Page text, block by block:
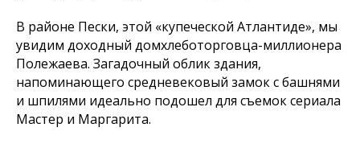
В районе Пески, этой «купеческой Атлантиде», мы
увидим доходный домхлеботорговца-миллионера
Полежаева. Загадочный облик здания,
напоминающего средневековый замок с башнями
и шпилями идеально подошел для съемок сериала
Мастер и Маргарита.